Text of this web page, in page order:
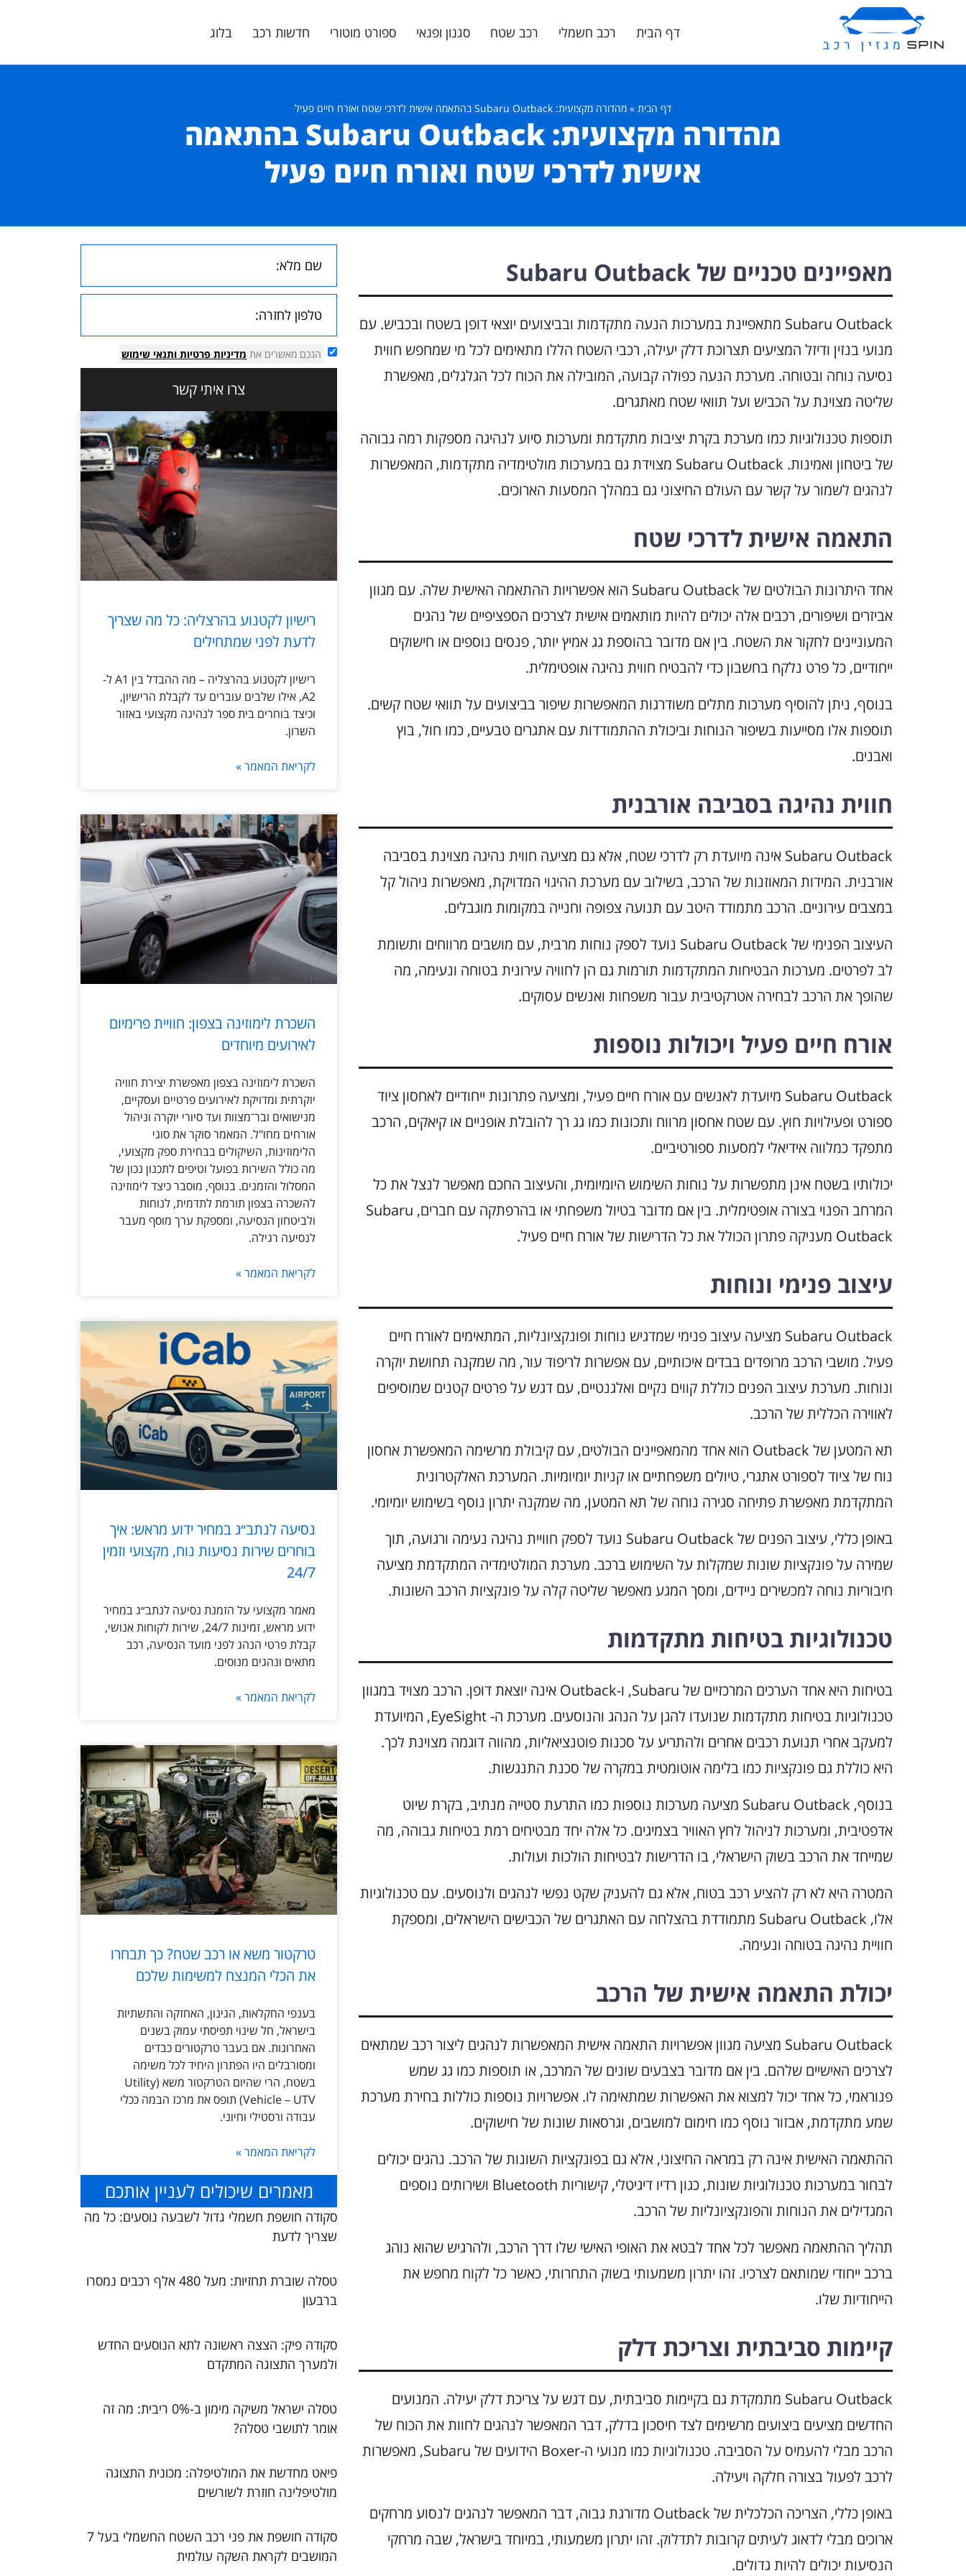
דף הבית רכב חשמלי רכב שטח סגנון ופנאי ספורט מוטורי חדשות רכב בלוג
דף הבית » מהדורה מקצועית: Subaru Outback בהתאמה אישית לדרכי שטח ואורח חיים פעיל
מהדורה מקצועית: Subaru Outback בהתאמה
אישית לדרכי שטח ואורח חיים פעיל
מאפיינים טכניים של Subaru Outback
Subaru Outback מתאפיינת במערכות הנעה מתקדמות ובביצועים יוצאי דופן בשטח ובכביש. עם
מנועי בנזין ודיזל המציעים תצרוכת דלק יעילה, רכבי השטח הללו מתאימים לכל מי שמחפש חווית
נסיעה נוחה ובטוחה. מערכת הנעה כפולה קבועה, המובילה את הכוח לכל הגלגלים, מאפשרת
שליטה מצוינת על הכביש ועל תוואי שטח מאתגרים.
תוספות טכנולוגיות כמו מערכת בקרת יציבות מתקדמת ומערכות סיוע לנהיגה מספקות רמה גבוהה
של ביטחון ואמינות. Subaru Outback מצוידת גם במערכות מולטימדיה מתקדמות, המאפשרות
לנהגים לשמור על קשר עם העולם החיצוני גם במהלך המסעות הארוכים.
התאמה אישית לדרכי שטח
אחד היתרונות הבולטים של Subaru Outback הוא אפשרויות ההתאמה האישית שלה. עם מגוון
אביזרים ושיפורים, רכבים אלה יכולים להיות מותאמים אישית לצרכים הספציפיים של נהגים
המעוניינים לחקור את השטח. בין אם מדובר בהוספת גג אמיץ יותר, פנסים נוספים או חישוקים
ייחודיים, כל פרט נלקח בחשבון כדי להבטיח חווית נהיגה אופטימלית.
בנוסף, ניתן להוסיף מערכות מתלים משודרגות המאפשרות שיפור בביצועים על תוואי שטח קשים.
תוספות אלו מסייעות בשיפור הנוחות וביכולת ההתמודדות עם אתגרים טבעיים, כמו חול, בוץ
ואבנים.
חווית נהיגה בסביבה אורבנית
Subaru Outback אינה מיועדת רק לדרכי שטח, אלא גם מציעה חווית נהיגה מצוינת בסביבה
אורבנית. המידות המאוזנות של הרכב, בשילוב עם מערכת ההיגוי המדויקת, מאפשרות ניהול קל
במצבים עירוניים. הרכב מתמודד היטב עם תנועה צפופה וחנייה במקומות מוגבלים.
העיצוב הפנימי של Subaru Outback נועד לספק נוחות מרבית, עם מושבים מרווחים ותשומת
לב לפרטים. מערכות הבטיחות המתקדמות תורמות גם הן לחוויה עירונית בטוחה ונעימה, מה
שהופך את הרכב לבחירה אטרקטיבית עבור משפחות ואנשים עסוקים.
אורח חיים פעיל ויכולות נוספות
Subaru Outback מיועדת לאנשים עם אורח חיים פעיל, ומציעה פתרונות ייחודיים לאחסון ציוד
ספורט ופעילויות חוץ. עם שטח אחסון מרווח ותכונות כמו גג רך להובלת אופניים או קיאקים, הרכב
מתפקד כמלווה אידיאלי למסעות ספורטיביים.
יכולותיו בשטח אינן מתפשרות על נוחות השימוש היומיומית, והעיצוב החכם מאפשר לנצל את כל
המרחב הפנוי בצורה אופטימלית. בין אם מדובר בטיול משפחתי או בהרפתקה עם חברים, Subaru
Outback מעניקה פתרון הכולל את כל הדרישות של אורח חיים פעיל.
עיצוב פנימי ונוחות
Subaru Outback מציעה עיצוב פנימי שמדגיש נוחות ופונקציונליות, המתאימים לאורח חיים
פעיל. מושבי הרכב מרופדים בבדים איכותיים, עם אפשרות לריפוד עור, מה שמקנה תחושת יוקרה
ונוחות. מערכת עיצוב הפנים כוללת קווים נקיים ואלגנטיים, עם דגש על פרטים קטנים שמוסיפים
לאווירה הכללית של הרכב.
תא המטען של Outback הוא אחד מהמאפיינים הבולטים, עם קיבולת מרשימה המאפשרת אחסון
נוח של ציוד לספורט אתגרי, טיולים משפחתיים או קניות יומיומיות. המערכת האלקטרונית
המתקדמת מאפשרת פתיחה סגירה נוחה של תא המטען, מה שמקנה יתרון נוסף בשימוש יומיומי.
באופן כללי, עיצוב הפנים של Subaru Outback נועד לספק חוויית נהיגה נעימה ורגועה, תוך
שמירה על פונקציות שונות שמקלות על השימוש ברכב. מערכת המולטימדיה המתקדמת מציעה
חיבוריות נוחה למכשירים ניידים, ומסך המגע מאפשר שליטה קלה על פונקציות הרכב השונות.
טכנולוגיות בטיחות מתקדמות
בטיחות היא אחד הערכים המרכזיים של Subaru, ו-Outback אינה יוצאת דופן. הרכב מצויד במגוון
טכנולוגיות בטיחות מתקדמות שנועדו להגן על הנהג והנוסעים. מערכת ה- EyeSight, המיועדת
למעקב אחרי תנועת רכבים אחרים ולהתריע על סכנות פוטנציאליות, מהווה דוגמה מצוינת לכך.
היא כוללת גם פונקציות כמו בלימה אוטומטית במקרה של סכנת התנגשות.
בנוסף, Subaru Outback מציעה מערכות נוספות כמו התרעת סטייה מנתיב, בקרת שיוט
אדפטיבית, ומערכות לניהול לחץ האוויר בצמיגים. כל אלה יחד מבטיחים רמת בטיחות גבוהה, מה
שמייחד את הרכב בשוק הישראלי, בו הדרישות לבטיחות הולכות ועולות.
המטרה היא לא רק להציע רכב בטוח, אלא גם להעניק שקט נפשי לנהגים ולנוסעים. עם טכנולוגיות
אלו, Subaru Outback מתמודדת בהצלחה עם האתגרים של הכבישים הישראלים, ומספקת
חוויית נהיגה בטוחה ונעימה.
יכולת התאמה אישית של הרכב
Subaru Outback מציעה מגוון אפשרויות התאמה אישית המאפשרות לנהגים ליצור רכב שמתאים
לצרכים האישיים שלהם. בין אם מדובר בצבעים שונים של המרכב, או תוספות כמו גג שמש
פנוראמי, כל אחד יכול למצוא את האפשרות שמתאימה לו. אפשרויות נוספות כוללות בחירת מערכת
שמע מתקדמת, אבזור נוסף כמו חימום למושבים, וגרסאות שונות של חישוקים.
ההתאמה האישית אינה רק במראה החיצוני, אלא גם בפונקציות השונות של הרכב. נהגים יכולים
לבחור במערכות טכנולוגיות שונות, כגון רדיו דיגיטלי, קישוריות Bluetooth ושירותים נוספים
המגדילים את הנוחות והפונקציונליות של הרכב.
תהליך ההתאמה מאפשר לכל אחד לבטא את האופי האישי שלו דרך הרכב, ולהרגיש שהוא נוהג
ברכב ייחודי שמותאם לצרכיו. זהו יתרון משמעותי בשוק התחרותי, כאשר כל לקוח מחפש את
הייחודיות שלו.
קיימות סביבתית וצריכת דלק
Subaru Outback מתמקדת גם בקיימות סביבתית, עם דגש על צריכת דלק יעילה. המנועים
החדשים מציעים ביצועים מרשימים לצד חיסכון בדלק, דבר המאפשר לנהגים לחוות את הכוח של
הרכב מבלי להעמיס על הסביבה. טכנולוגיות כמו מנועי ה-Boxer הידועים של Subaru, מאפשרות
לרכב לפעול בצורה חלקה ויעילה.
באופן כללי, הצריכה הכלכלית של Outback מדורגת גבוה, דבר המאפשר לנהגים לנסוע מרחקים
ארוכים מבלי לדאוג לעיתים קרובות לתדלוק. זהו יתרון משמעותי, במיוחד בישראל, שבה מרחקי
הנסיעות יכולים להיות גדולים.
הנכם מאשרים את מדיניות פרטיות ותנאי שימוש
צרו איתי קשר
רישיון לקטנוע בהרצליה: כל מה שצריך
לדעת לפני שמתחילים
רישיון לקטנוע בהרצליה – מה ההבדל בין A1 ל-
A2, אילו שלבים עוברים עד לקבלת הרישיון,
וכיצד בוחרים בית ספר לנהיגה מקצועי באזור
השרון.
לקריאת המאמר »
השכרת לימוזינה בצפון: חוויית פרימיום
לאירועים מיוחדים
השכרת לימוזינה בצפון מאפשרת יצירת חוויה
יוקרתית ומדויקת לאירועים פרטיים ועסקיים,
מנישואים ובר־מצוות ועד סיורי יוקרה וניהול
אורחים מחו"ל. המאמר סוקר את סוגי
הלימוזינות, השיקולים בבחירת ספק מקצועי,
מה כולל השירות בפועל וטיפים לתכנון נכון של
המסלול והזמנים. בנוסף, מוסבר כיצד לימוזינה
להשכרה בצפון תורמת לתדמית, לנוחות
ולביטחון הנסיעה, ומספקת ערך מוסף מעבר
לנסיעה רגילה.
לקריאת המאמר »
נסיעה לנתב״ג במחיר ידוע מראש: איך
בוחרים שירות נסיעות נוח, מקצועי וזמין
24/7
מאמר מקצועי על הזמנת נסיעה לנתב״ג במחיר
ידוע מראש, זמינות 24/7, שירות לקוחות אנושי,
קבלת פרטי הנהג לפני מועד הנסיעה, רכב
מתאים ונהגים מנוסים.
לקריאת המאמר »
טרקטור משא או רכב שטח? כך תבחרו
את הכלי המנצח למשימות שלכם
בענפי החקלאות, הגינון, האחזקה והתשתיות
בישראל, חל שינוי תפיסתי עמוק בשנים
האחרונות. אם בעבר טרקטורים כבדים
ומסורבלים היו הפתרון היחיד לכל משימה
בשטח, הרי שהיום הטרקטור משא (Utility
Vehicle – UTV) תופס את מרכז הבמה ככלי
עבודה ורסטילי וחיוני.
לקריאת המאמר »
מאמרים שיכולים לעניין אותכם
סקודה חושפת חשמלי גדול לשבעה נוסעים: כל מה
שצריך לדעת
טסלה שוברת תחזיות: מעל 480 אלף רכבים נמסרו
ברבעון
סקודה פיק: הצצה ראשונה לתא הנוסעים החדש
ולמערך התצוגה המתקדם
טסלה ישראל משיקה מימון ב-0% ריבית: מה זה
אומר לתושבי טסלה?
פיאט מחדשת את המולטיפלה: מכונית התצוגה
מולטיפלינה חוזרת לשורשים
סקודה חושפת את פני רכב השטח החשמלי בעל 7
המושבים לקראת השקה עולמית